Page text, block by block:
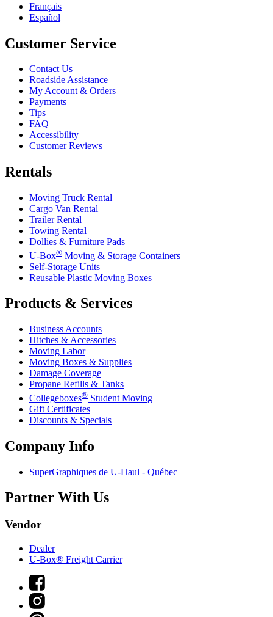
Français
Español
Customer Service
Contact Us
Roadside Assistance
My Account & Orders
Payments
Tips
FAQ
Accessibility
Customer Reviews
Rentals
Moving Truck Rental
Cargo Van Rental
Trailer Rental
Towing Rental
Dollies & Furniture Pads
U-Box® Moving & Storage Containers
Self-Storage Units
Reusable Plastic Moving Boxes
Products & Services
Business Accounts
Hitches & Accessories
Moving Labor
Moving Boxes & Supplies
Damage Coverage
Propane Refills & Tanks
Collegeboxes® Student Moving
Gift Certificates
Discounts & Specials
Company Info
SuperGraphiques de U-Haul - Québec
Partner With Us
Vendor
Dealer
U-Box® Freight Carrier